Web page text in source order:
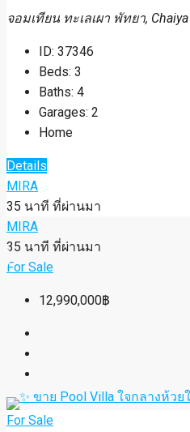
จอมเทียน ทะเลเผา พัทยา,
ID: 37346
Beds: 3
Baths: 4
Garages: 2
Home
Details
MIRA
35 นาที ที่ผ่านมา
MIRA
35 นาที ที่ผ่านมา
For Sale
12,990,000฿
For Sale